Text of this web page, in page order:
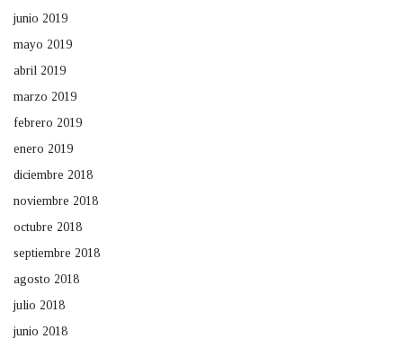
junio 2019
mayo 2019
abril 2019
marzo 2019
febrero 2019
enero 2019
diciembre 2018
noviembre 2018
octubre 2018
septiembre 2018
agosto 2018
julio 2018
junio 2018